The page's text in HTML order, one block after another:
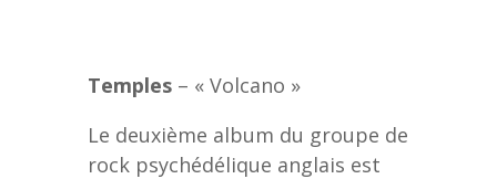
Temples – « Volcano »
Le deuxième album du groupe de
rock psychédélique anglais est